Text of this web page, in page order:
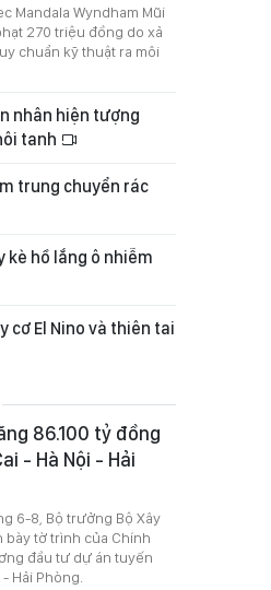
Mandala Wyndham Mũi
270 triệu đồng do xả
chuẩn kỹ thuật ra môi
nhân hiện tượng
tanh
trung chuyển rác
kè hồ lắng ô nhiễm
cơ El Nino và thiên tai
86.100 tỷ đồng
- Hà Nội - Hải
6-8, Bộ trưởng Bộ Xây
bày tờ trình của Chính
đầu tư dự án tuyến
Hải Phòng.